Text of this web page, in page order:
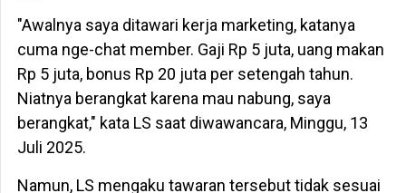
"Awalnya saya ditawari kerja marketing, katanya
cuma nge-chat member. Gaji Rp 5 juta, uang makan
Rp 5 juta, bonus Rp 20 juta per setengah tahun.
Niatnya berangkat karena mau nabung, saya
berangkat," kata LS saat diwawancara, Minggu, 13
Juli 2025.
Namun, LS mengaku tawaran tersebut tidak sesuai